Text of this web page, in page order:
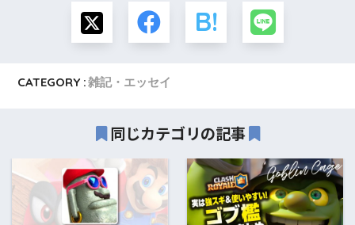
CATEGORY :雑記・エッセイ
同じカテゴリの記事